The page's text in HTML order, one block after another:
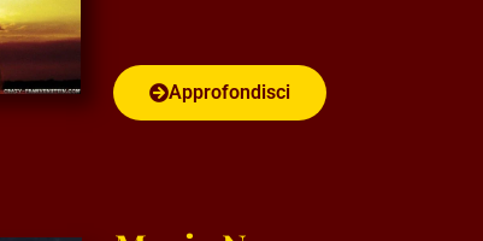
Approfondisci